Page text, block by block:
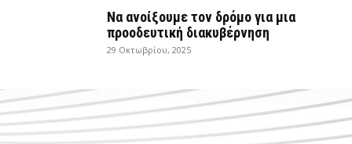
Να ανοίξουμε τον δρόμο για μια
προοδευτική διακυβέρνηση
29 Οκτωβρίου, 2025